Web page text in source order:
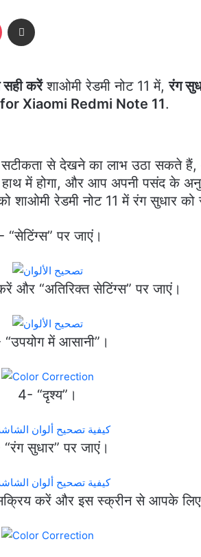
Pocket
करेंशाओमी रेडमी नोट 11 में,रंग
Xiaomi Redmi Note 11.
से देखने का लाभ उठा सकते हैं,
में होगा, और आप अपनी पसंद के
रेडमी नोट 11 में रंग सुधार को
“सेटिंग्स” पर जाएं।
और “अतिरिक्त सेटिंग्स” पर जाएं।
में आसानी”।
4- “दृश्य”।
सुधार” पर जाएं।
करें और इस स्क्रीन से आपके